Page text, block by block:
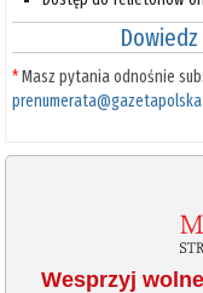
*Masz pytania odnośnie
Wesprzyj